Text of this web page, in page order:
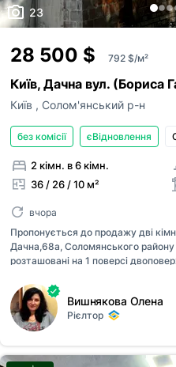
23
28 500 $ 792 $/м²
Київ, Дачна вул. (Бориса
Київ , Солом'янський р-н
без комісії єВідновлення
2 кімн. в 6 кімн.
36 / 26 / 10 м²
вчора
Пропонується до продажу дві
Дачна,68а, Соломянського району
розташовані на 1 поверсі
Меблі та техніка кімнатах
в, душова, кухня. Біля будинку в
озера, де можна відпочивати.
безліч магазинів та кавʼярень, До
пішки. Поруч зупинки
транспортна розвʼязка.
Вишнякова Олена
Рієлтор